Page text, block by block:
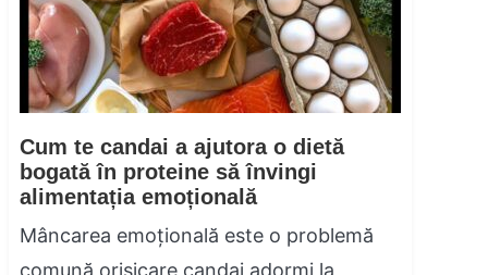
Cum te candai a ajutora o dietă
bogată în proteine ​​să învingi
alimentația emoțională
Mâncarea emoțională este o problemă
comună orisicare candai adormi la